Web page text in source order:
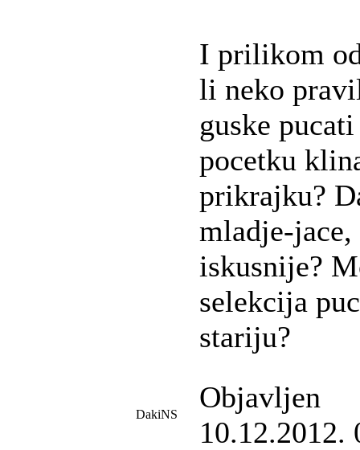
I prilikom
li neko
guske
pocetku
prikrajku?
mladje-
iskusnije?
selekcija
stariju?
DakiNS
Objavljen
10.12.2012.